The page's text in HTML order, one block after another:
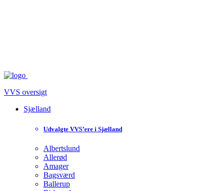
VVS oversigt
Sjælland
Udvalgte VVS’ere i Sjælland
Albertslund
Allerød
Amager
Bagsværd
Ballerup